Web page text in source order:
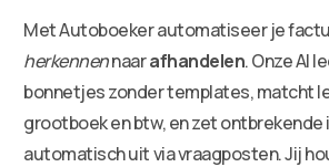
Met Autoboeker automatiseer je
herkennennaarafhandelen. Onze AI
bonnetjes zonder templates, matcht
grootboek en btw, en zet
automatisch uit via vraagposten. Jij